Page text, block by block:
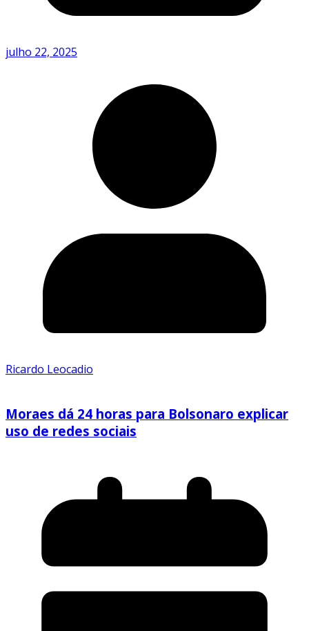
julho 22, 2025
Ricardo Leocadio
Moraes dá 24 horas para Bolsonaro explicar
uso de redes sociais